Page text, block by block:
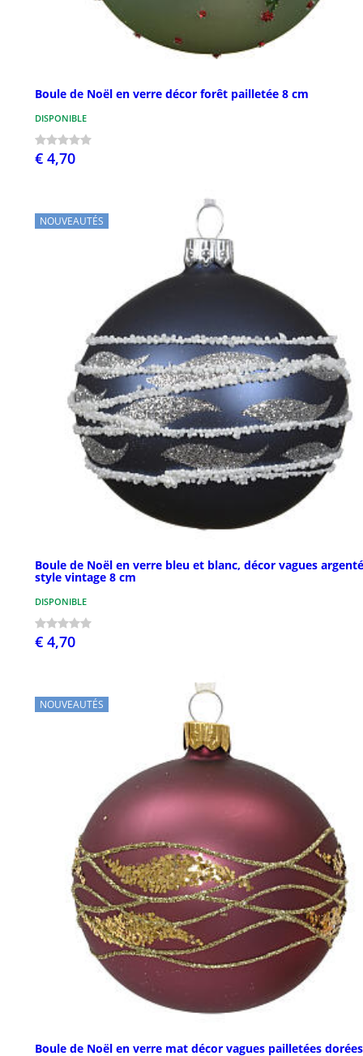
Boule de Noël en verre décor forêt pailletée 8 cm
DISPONIBLE
€ 4,70
NOUVEAUTÉS
Boule de Noël en verre bleu et blanc, décor vagues
style vintage 8 cm
DISPONIBLE
€ 4,70
NOUVEAUTÉS
Boule de Noël en verre mat décor vagues pailletées dorées